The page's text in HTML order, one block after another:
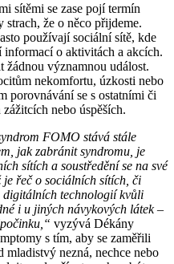
sítěmi se zase pojí termín
strach, že o něco přijdeme.
používají sociální sítě, kde
o aktivitách a akcích.
žádnou významnou událost.
nekomfortu, úzkosti nebo
porovnávání se s ostatními či
nebo úspěších.
FOMO stává stále
jak zabránit syndromu, je
sítích a soustředění se na své
je řeč o sociálních sítích, či
digitálních technologií kvůli
i u jiných návykových látek –
vyzývá Dékány
s tím, aby se zaměřili
mladistvý nezná, nechce nebo